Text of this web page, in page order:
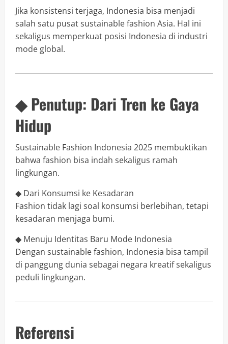
Jika konsistensi terjaga, Indonesia bisa menjadi
salah satu pusat sustainable fashion Asia. Hal ini
sekaligus memperkuat posisi Indonesia di industri
mode global.
◆ Penutup: Dari Tren ke Gaya
Hidup
Sustainable Fashion Indonesia 2025 membuktikan
bahwa fashion bisa indah sekaligus ramah
lingkungan.
◆ Dari Konsumsi ke Kesadaran
Fashion tidak lagi soal konsumsi berlebihan, tetapi
kesadaran menjaga bumi.
◆ Menuju Identitas Baru Mode Indonesia
Dengan sustainable fashion, Indonesia bisa tampil
di panggung dunia sebagai negara kreatif sekaligus
peduli lingkungan.
Referensi